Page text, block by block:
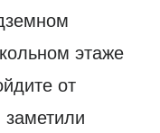
этаже
от